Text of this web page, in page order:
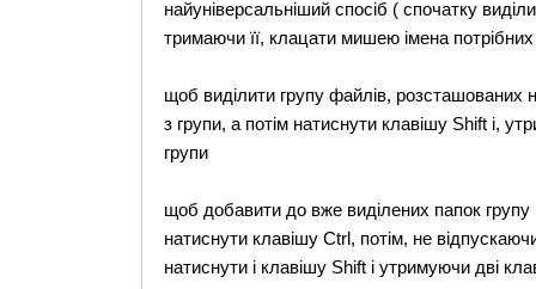
найуніверсальніший спосіб ( спочатку
тримаючи її, клацати мишею імена
щоб виділити групу файлів, розсташованих
з групи, а потім натиснути клавішу Shift і,
групи
щоб добавити до вже виділених папок групу
натиснути клавішу Ctrl, потім, не
натиснути і клавішу Shift і утримуючи дві